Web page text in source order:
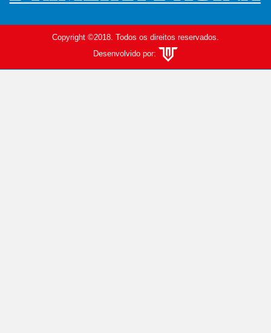
Copyright ©2018. Todos os direitos reservados.
Desenvolvido por: